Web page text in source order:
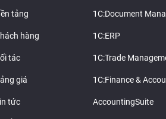
tảng
hàng
tác
giá
tức
1C:Document
1C:ERP
1C:Trade
1C:Finance &
AccountingSuite